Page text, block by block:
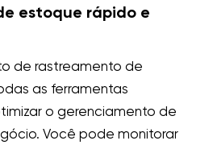
estoque rápido e
de rastreamento de
as ferramentas
o gerenciamento de
Você pode monitorar